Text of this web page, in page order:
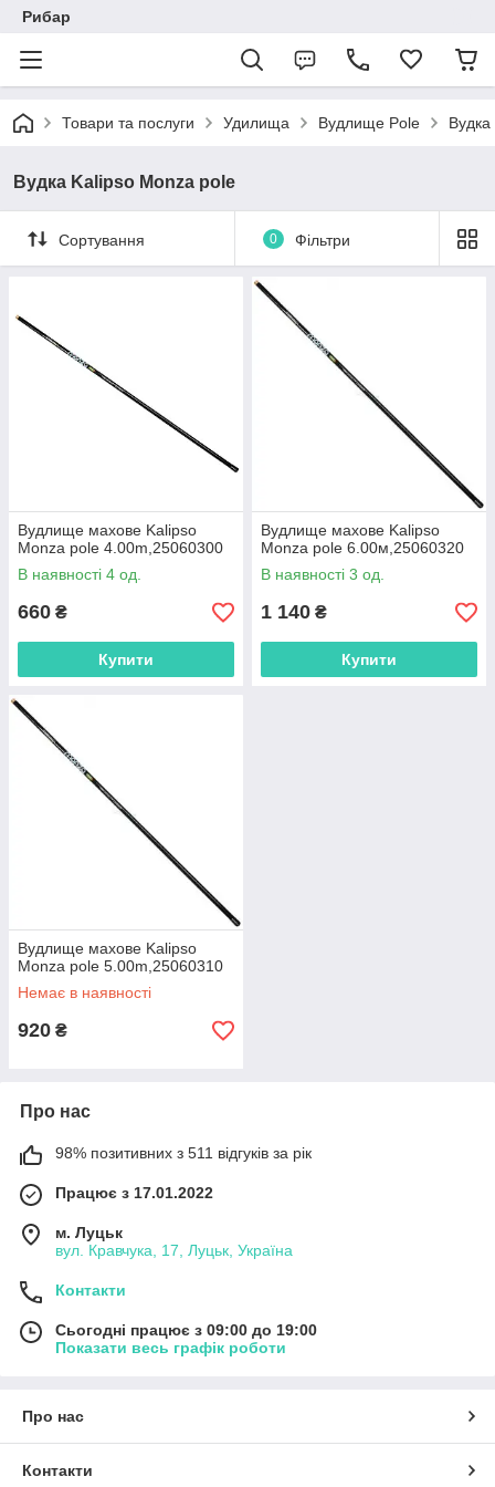
Рибар
Товари та послуги Удилища Вудлище Pole
Вудка Kalipso Monza pole
Сортування 0 Фільтри
Вудлище махове Kalipso
Monza pole 4.00m,25060300
В наявності 4 од.
660 ₴
Купити
Вудлище махове Kalipso
Monza pole 6.00м,25060320
В наявності 3 од.
1 140 ₴
Купити
Вудлище махове Kalipso
Monza pole 5.00m,25060310
Немає в наявності
920 ₴
Про нас
98% позитивних з 511 відгуків за рік
Працює з 17.01.2022
м. Луцьк
вул. Кравчука, 17, Луцьк, Україна
Контакти
Сьогодні працює з 09:00 до 19:00
Показати весь графік роботи
Про нас
Контакти